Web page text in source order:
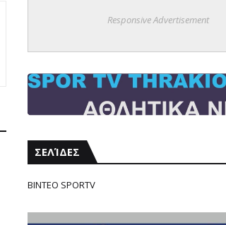
Responsive Advertisement
ΣΕΛΊΔΕΣ
ΒΙΝΤΕΟ SPORTV